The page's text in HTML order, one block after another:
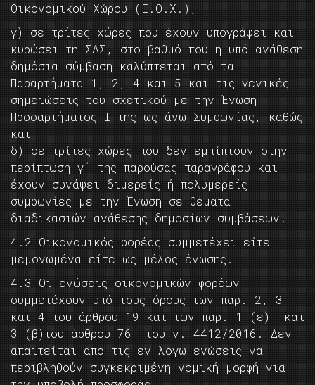
Οικονομικού Χώρου (Ε.Ο.Χ.),
γ) σε τρίτες χώρες που έχουν υπογράψει και
κυρώσει τη ΣΔΣ, στο βαθμό που η υπό ανάθεση
δημόσια σύμβαση καλύπτεται από τα
Παραρτήματα 1, 2, 4 και 5 και τις γενικές
σημειώσεις του σχετικού με την Ένωση
Προσαρτήματος I της ως άνω Συμφωνίας, καθώς
και
δ) σε τρίτες χώρες που δεν εμπίπτουν στην
περίπτωση γ΄ της παρούσας παραγράφου και
έχουν συνάψει διμερείς ή πολυμερείς
συμφωνίες με την Ένωση σε θέματα
διαδικασιών ανάθεσης δημοσίων συμβάσεων.
4.2 Οικονομικός φορέας συμμετέχει είτε
μεμονωμένα είτε ως μέλος ένωσης.
4.3 Οι ενώσεις οικονομικών φορέων
συμμετέχουν υπό τους όρους των παρ. 2, 3
και 4 του άρθρου 19 και των παρ. 1 (ε) και
3 (β)του άρθρου 76 του ν. 4412/2016. Δεν
απαιτείται από τις εν λόγω ενώσεις να
περιβληθούν συγκεκριμένη νομική μορφή για